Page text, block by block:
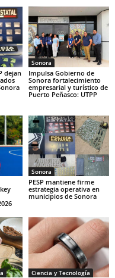
dejan
Sonora
Impulsa Gobierno de
Sonora fortalecimiento
empresarial y turístico de
Puerto Peñasco: UTPP
Sonora
PESP mantiene firme
estrategia operativa en
municipios de Sonora
Ciencia y Tecnología